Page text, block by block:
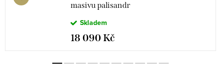
masivu palisandr
Skladem
18 090 Kč